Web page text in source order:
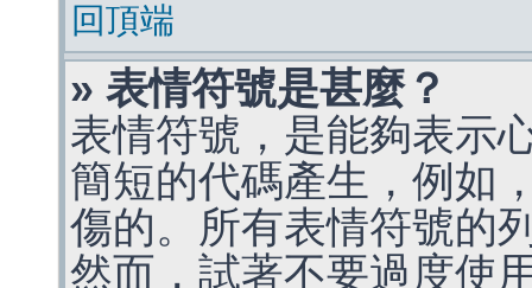
回頂端
» 表情符號是甚麼？
表情符號，是能夠表示
簡短的代碼產生，例如
傷的。所有表情符號的
然而，試著不要過度使